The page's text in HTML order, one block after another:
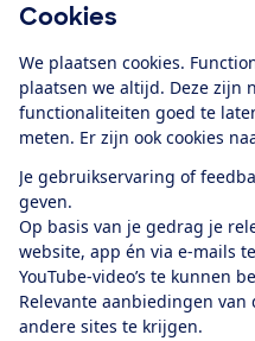
Cookies
We plaatsen cookies.
plaatsen we altijd. Deze zijn
functionaliteiten goed te
meten. Er zijn ook cookies
Je gebruikservaring of
geven.
Op basis van je gedrag je
website, app én via e-mails
YouTube-video’s te kunnen
Relevante aanbiedingen
andere sites te krijgen.
Alles over
app
Algemene
Cookiebeleid